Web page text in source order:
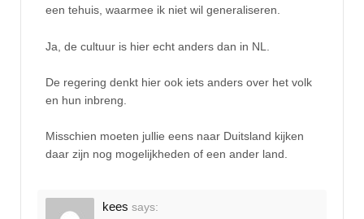
een tehuis, waarmee ik niet wil generaliseren.
Ja, de cultuur is hier echt anders dan in NL.
De regering denkt hier ook iets anders over het volk
en hun inbreng.
Misschien moeten jullie eens naar Duitsland kijken
daar zijn nog mogelijkheden of een ander land.
kees says: